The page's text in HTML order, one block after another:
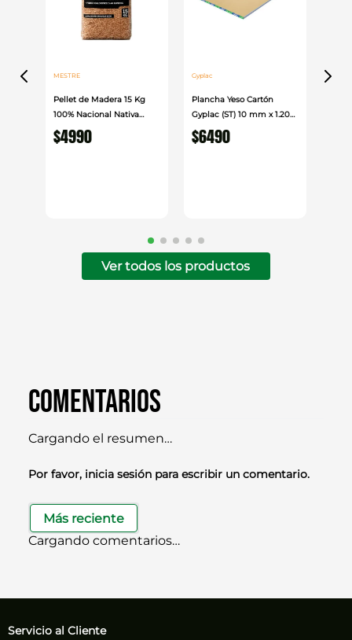
MESTRE
Pellet de Madera 15 Kg
100% Nacional Nativa
Mestre
$4990
Gyplac
Plancha Yeso Cartón
Gyplac (ST) 10 mm x 1.20
cm x 2.40cm
$6490
Ver todos los productos
Comentarios
Cargando el resumen…
Por favor, inicia sesión para escribir un comentario.
Más reciente
Cargando comentarios…
Servicio al Cliente